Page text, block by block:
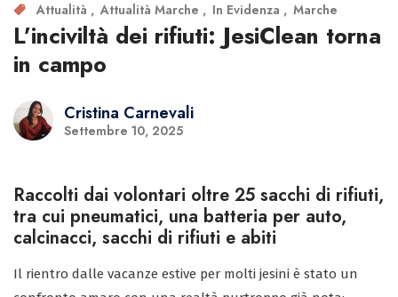
Attualità Attualità Marche In Evidenza Marche
L’inciviltà dei rifiuti: JesiClean torna
in campo
Cristina Carnevali
Settembre 10, 2025
Raccolti dai volontari oltre 25 sacchi di rifiuti,
tra cui pneumatici, una batteria per auto,
calcinacci, sacchi di rifiuti e abiti
Il rientro dalle vacanze estive per molti jesini è stato un